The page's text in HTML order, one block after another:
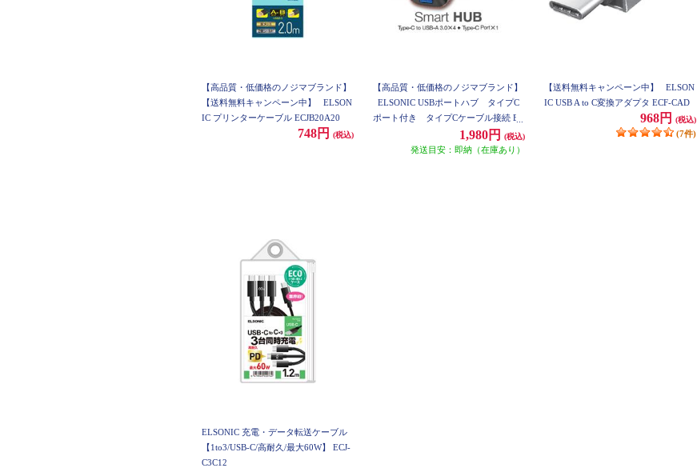
【高品質・低価格のノジマブランド】
【送料無料キャンペーン中】
ELSON
IC プリンターケーブル ECJB20A20
748円 (税込)
【高品質・低価格のノジマブランド】
ELSONIC USBポートハブ タイプC
ポート付き タイプCケーブル接続 EC
1,980円 (税込)
発送目安：即納（在庫あり）
【送料無料キャンペーン中】
ELSON
IC USB A to C変換アダプタ ECF-CAD
968円 (税込)
(7件)
ELSONIC 充電・データ転送ケーブル
【1to3/USB-C/高耐久/最大60W】 ECJ-
C3C12